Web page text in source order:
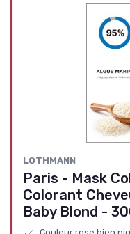
LOTHMANN
Paris - Mask
Colorant
Baby Blond -